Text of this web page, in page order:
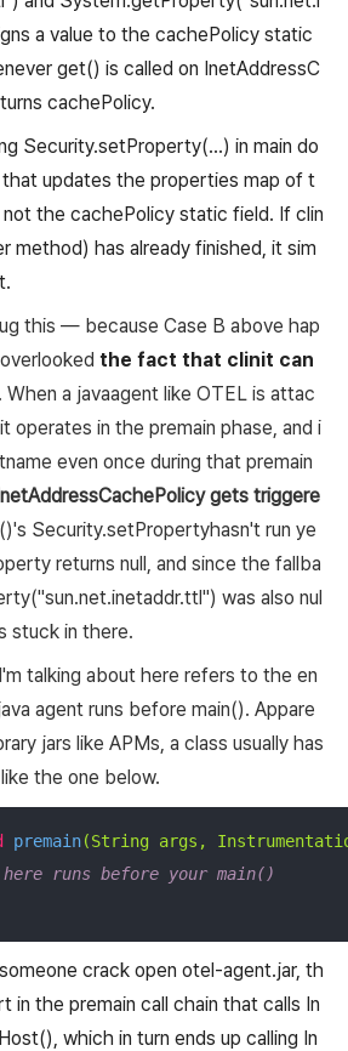
a value to the cachePolicy static
get() is called on InetAddressC
cachePolicy.
Security.setProperty(...) in main do
updates the properties map of t
not the cachePolicy static field. If clin
method) has already finished, it sim
this — because Case B above hap
the fact that clinit can
. When a javaagent like OTEL is attac
operates in the premain phase, and i
even once during that premain
gets triggere
Security.setPropertyhasn't run ye
returns null, and since the fallba
was also nul
stuck in there.
talking about here refers to the en
agent runs before main(). Appare
jars like APMs, a class usually has
the one below.
premain(String args,
runs before your main()
crack open otel-agent.jar, th
in the premain call chain that calls In
which in turn ends up calling In